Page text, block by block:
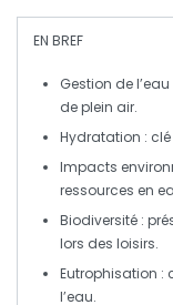
EN BREF
Gestion de l’eau
de plein air.
Hydratation :
Impacts
ressources en
Biodiversité :
lors des loisirs.
Eutrophisation :
l’eau.